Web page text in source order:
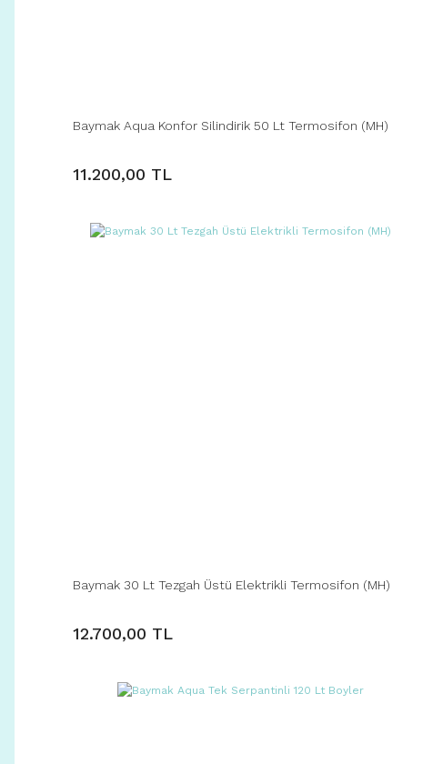
Baymak Aqua Konfor Silindirik 50 Lt Termosifon (MH)
11.200,00 TL
Baymak 30 Lt Tezgah Üstü Elektrikli Termosifon (MH)
12.700,00 TL